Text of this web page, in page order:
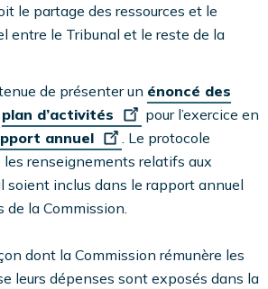
le partage des ressources et le
entre le Tribunal et le reste de la
de présenter un énoncé des
plan d’activités
pour l’exercice en
annuel
. Le protocole
les renseignements relatifs aux
soient inclus dans le rapport annuel
de la Commission.
dont la Commission rémunère les
leurs dépenses sont exposés dans la